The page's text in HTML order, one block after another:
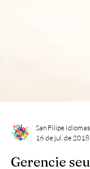
16 de jul. de 2018